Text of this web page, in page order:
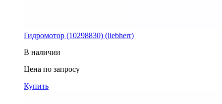
Гидромотор (10298830) (liebherr)
В наличии
Цена по запросу
Купить